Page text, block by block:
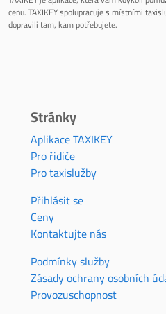
cenu. TAXIKEY spolupracuje s místními
dopravili tam, kam potřebujete.
Stránky
Aplikace TAXIKEY
Pro řidiče
Pro taxislužby
Přihlásit se
Ceny
Kontaktujte nás
Podmínky služby
Zásady ochrany osobních
Provozuschopnost